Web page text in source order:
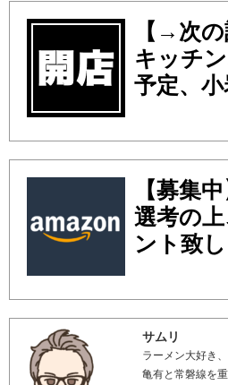
【→次の
キッチ
予定、
【募集
選考の
ント致し
サムリ
ラーメン大好き
亀有と常磐線を